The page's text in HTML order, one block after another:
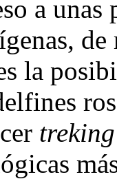
a
de
la
treking